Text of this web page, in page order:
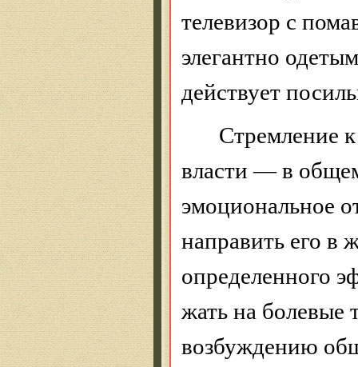
телевизор с
элегантно
действует
Стремление
власти — в
эмоциональное
направить его в
определенного
жать на болевые
возбуждению